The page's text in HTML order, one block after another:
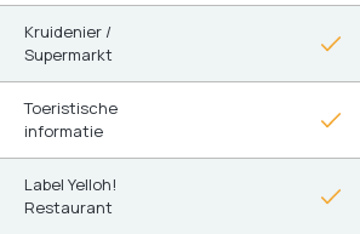
Kruidenier /
Supermarkt
Toeristische
informatie
Label Yelloh!
Restaurant